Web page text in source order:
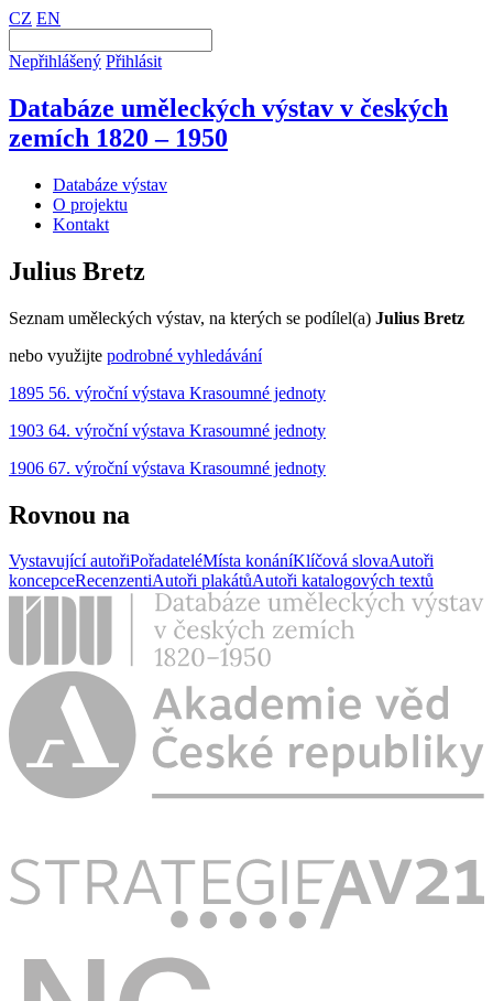
CZ EN
Nepřihlášený Přihlásit
Databáze uměleckých výstav v českých
zemích 1820 – 1950
Databáze výstav
O projektu
Kontakt
Julius Bretz
Seznam uměleckých výstav, na kterých se podílel(a) Julius Bretz
nebo využijte podrobné vyhledávání
1895 56. výroční výstava Krasoumné jednoty
1903 64. výroční výstava Krasoumné jednoty
1906 67. výroční výstava Krasoumné jednoty
Rovnou na
Vystavující autořiPořadateléMísta konáníKlíčová slovaAutoři
koncepceRecenzentiAutoři plakátůAutoři katalogových textů